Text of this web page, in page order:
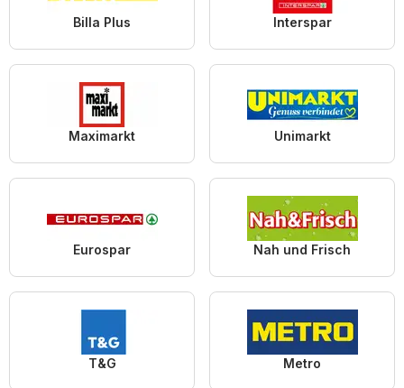
Billa Plus Interspar
Maximarkt Unimarkt
Eurospar Nah und Frisch
T&G Metro